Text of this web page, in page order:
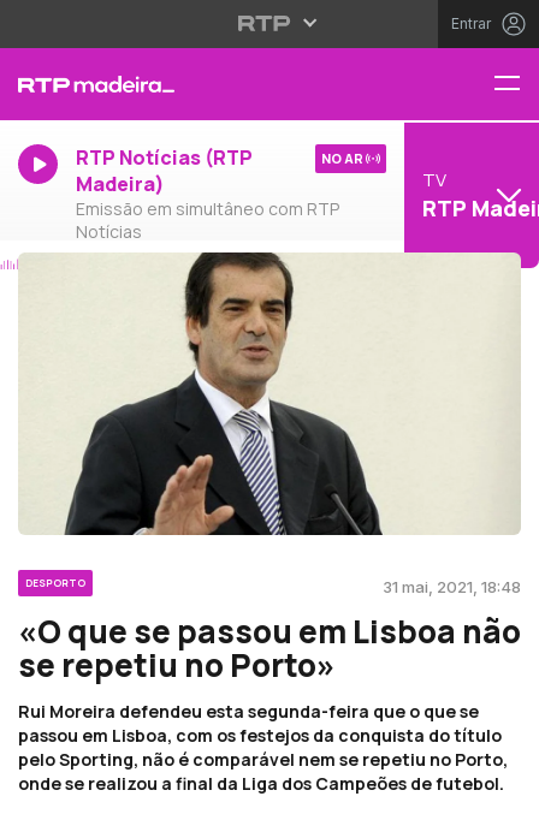
Entrar
RTP Notícias (RTP
Madeira)
Emissão em simultâneo com RTP
Notícias
NO AR
TV
RTP
DESPORTO 31 mai, 2021, 18:48
«O que se passou em Lisboa não
se repetiu no Porto»
Rui Moreira defendeu esta segunda-feira que o que se
passou em Lisboa, com os festejos da conquista do título
pelo Sporting, não é comparável nem se repetiu no Porto,
onde se realizou a final da Liga dos Campeões de futebol.